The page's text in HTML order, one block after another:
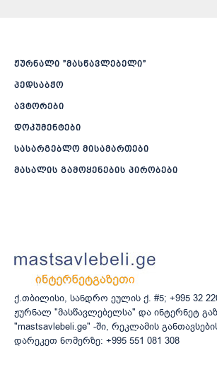
ჟურნალი ”მასწავლებელი”
პედსაბჭო
ავტორები
დოკუმენტები
სასარგებლო მისამართები
მასალის გამოყენების პირობები
ქ.თბილისი, სანდრო ეულის ქ. #5; +995 32
ჟურნალ "მასწავლებელსა" და ინტერნეტ
"mastsavlebeli.ge" -ში, რეკლამის
დარეკეთ ნომერზე: +995 551 081 308